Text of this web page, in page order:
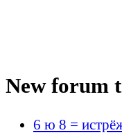
New forum
6 ю 8 =